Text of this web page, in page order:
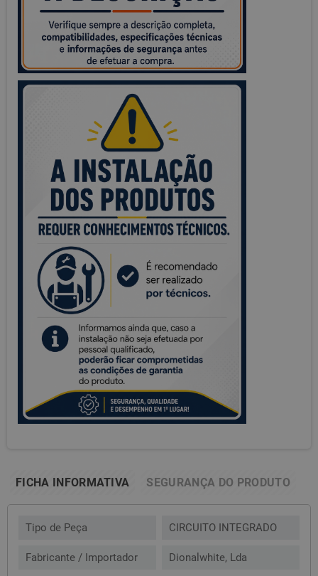
FICHA INFORMATIVA SEGURANÇA DO PRODUTO
Tipo de Peça CIRCUITO INTEGRADO
Fabricante / Importador Dionalwhite, Lda